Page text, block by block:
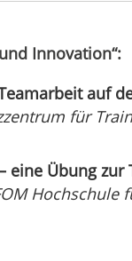
Innovation“:
auf
für
eine Übung zur